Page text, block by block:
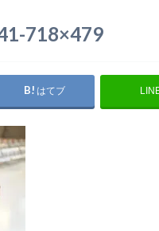
718×479
はてブ